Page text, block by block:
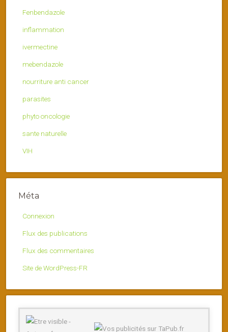
Fenbendazole
inflammation
ivermectine
mebendazole
nourriture anti cancer
parasites
phyto oncologie
sante naturelle
VIH
Méta
Connexion
Flux des publications
Flux des commentaires
Site de WordPress-FR